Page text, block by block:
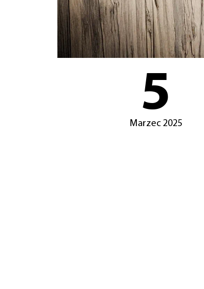
5
Marzec 2025